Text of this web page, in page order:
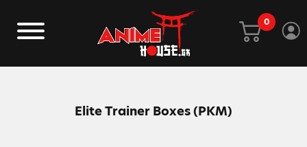
0
Elite Trainer Boxes (PKM)